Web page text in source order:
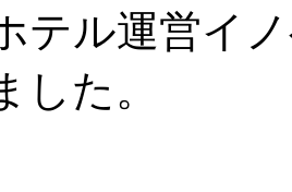
テル運営イ
した。